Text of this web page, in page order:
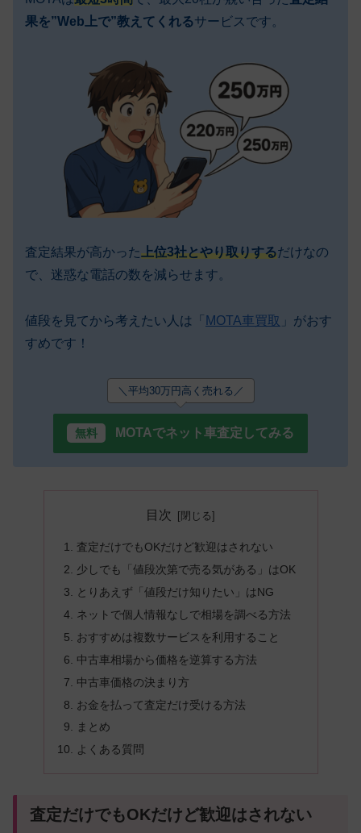
果を”Web上で”教えてくれるサービスです。
査定結果が高かった上位3社とやり取りするだけなの
で、迷惑な電話の数を減らせます。
値段を見てから考えたい人は「 MOTA車買取 」がおす
すめです！
＼平均30万円高く売れる／
MOTAでネット車査定してみる
目次
査定だけでもOKだけど歓迎はされない
少しでも「値段次第で売る気がある」はOK
とりあえず「値段だけ知りたい」はNG
ネットで個人情報なしで相場を調べる方法
おすすめは複数サービスを利用すること
中古車相場から価格を逆算する方法
中古車価格の決まり方
お金を払って査定だけ受ける方法
まとめ
よくある質問
査定だけでもOKだけど歓迎はされない